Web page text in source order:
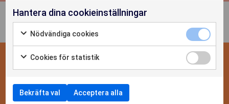
OM OSS
KONTAKTA OSS
Hantera dina cookieinställningar
Nödvändiga cookies
Cookies för statistik
Bekräfta val Acceptera alla